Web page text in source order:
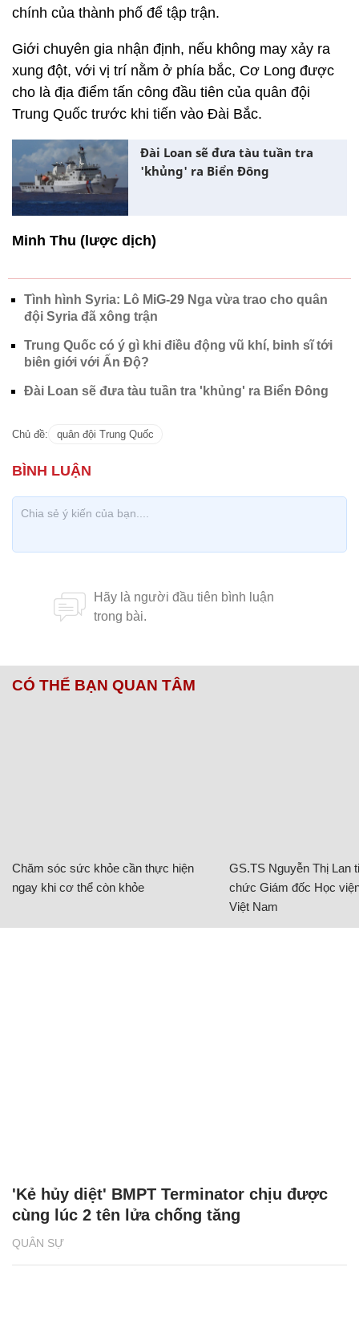
chính của thành phố để tập trận.
Giới chuyên gia nhận định, nếu không may xảy ra
xung đột, với vị trí nằm ở phía bắc, Cơ Long được
cho là địa điểm tấn công đầu tiên của quân đội
Trung Quốc trước khi tiến vào Đài Bắc.
Đài Loan sẽ đưa tàu tuần tra
'khủng' ra Biển Đông
Minh Thu (lược dịch)
Tình hình Syria: Lô MiG-29 Nga vừa trao cho quân
đội Syria đã xông trận
Trung Quốc có ý gì khi điều động vũ khí, binh sĩ tới
biên giới với Ấn Độ?
Đài Loan sẽ đưa tàu tuần tra 'khủng' ra Biển Đông
Chủ đề: quân đội Trung Quốc
CÓ THỂ BẠN QUAN TÂM
Chăm sóc sức khỏe cần thực hiện
ngay khi cơ thể còn khỏe
GS.TS Nguyễn Thị Lan
chức Giám đốc Học
Việt Nam
QUÂN SỰ
'Kẻ hủy diệt' BMPT Terminator chịu được
cùng lúc 2 tên lửa chống tăng